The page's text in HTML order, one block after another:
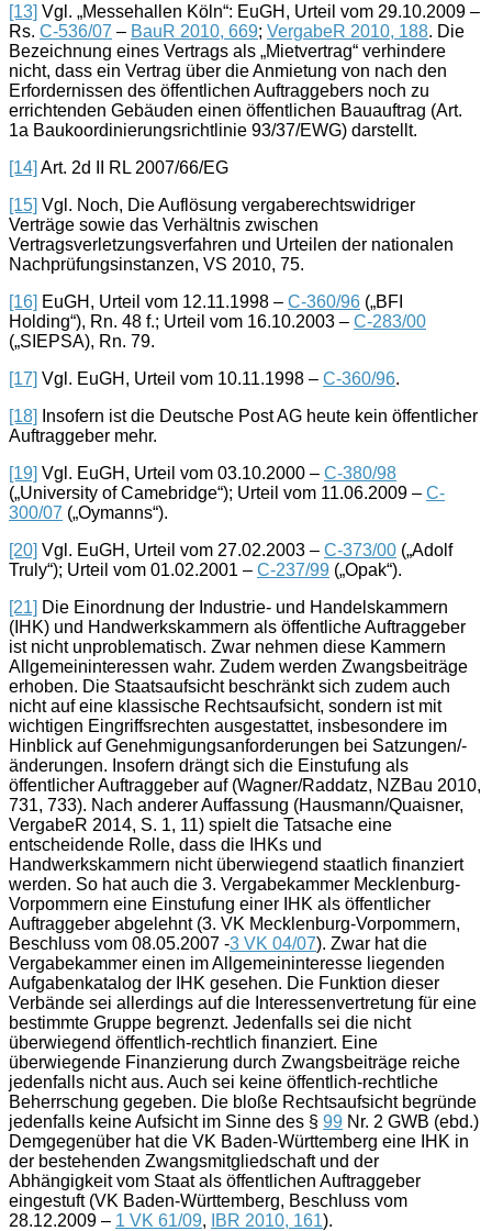
[13] Vgl. „Messehallen Köln“: EuGH, Urteil vom 29.10.2009 –
Rs. C-536/07 – BauR 2010, 669; VergabeR 2010, 188. Die
Bezeichnung eines Vertrags als „Mietvertrag“ verhindere
nicht, dass ein Vertrag über die Anmietung von nach den
Erfordernissen des öffentlichen Auftraggebers noch zu
errichtenden Gebäuden einen öffentlichen Bauauftrag (Art.
1a Baukoordinierungsrichtlinie 93/37/EWG) darstellt.
[14] Art. 2d II RL 2007/66/EG
[15] Vgl. Noch, Die Auflösung vergaberechtswidriger
Verträge sowie das Verhältnis zwischen
Vertragsverletzungsverfahren und Urteilen der nationalen
Nachprüfungsinstanzen, VS 2010, 75.
[16] EuGH, Urteil vom 12.11.1998 – C-360/96 („BFI
Holding“), Rn. 48 f.; Urteil vom 16.10.2003 – C-283/00
(„SIEPSA), Rn. 79.
[17] Vgl. EuGH, Urteil vom 10.11.1998 – C-360/96.
[18]
Insofern ist die Deutsche Post AG heute kein öffentlicher
Auftraggeber mehr.
[19] Vgl. EuGH, Urteil vom 03.10.2000 – C-380/98
(„University of Camebridge“); Urteil vom 11.06.2009 – C-
300/07 („Oymanns“).
[20] Vgl. EuGH, Urteil vom 27.02.2003 – C-373/00 („Adolf
Truly“); Urteil vom 01.02.2001 – C-237/99 („Opak“).
[21] Die Einordnung der Industrie- und Handelskammern
(IHK) und Handwerkskammern als öffentliche Auftraggeber
ist nicht unproblematisch. Zwar nehmen diese Kammern
Allgemeininteressen wahr. Zudem werden Zwangsbeiträge
erhoben. Die Staatsaufsicht beschränkt sich zudem auch
nicht auf eine klassische Rechtsaufsicht, sondern ist mit
wichtigen Eingriffsrechten ausgestattet, insbesondere im
Hinblick auf Genehmigungsanforderungen bei Satzungen/-
änderungen. Insofern drängt sich die Einstufung als
öffentlicher Auftraggeber auf (Wagner/Raddatz, NZBau 2010,
731, 733). Nach anderer Auffassung (Hausmann/Quaisner,
VergabeR 2014, S. 1, 11) spielt die Tatsache eine
entscheidende Rolle, dass die IHKs und
Handwerkskammern nicht überwiegend staatlich finanziert
werden. So hat auch die 3. Vergabekammer Mecklenburg-
Vorpommern eine Einstufung einer IHK als öffentlicher
Auftraggeber abgelehnt (3. VK Mecklenburg-Vorpommern,
Beschluss vom 08.05.2007 -3 VK 04/07). Zwar hat die
Vergabekammer einen im Allgemeininteresse liegenden
Aufgabenkatalog der IHK gesehen. Die Funktion dieser
Verbände sei allerdings auf die Interessenvertretung für eine
bestimmte Gruppe begrenzt. Jedenfalls sei die nicht
überwiegend öffentlich-rechtlich finanziert. Eine
überwiegende Finanzierung durch Zwangsbeiträge reiche
jedenfalls nicht aus. Auch sei keine öffentlich-rechtliche
Beherrschung gegeben. Die bloße Rechtsaufsicht begründe
jedenfalls keine Aufsicht im Sinne des § 99 Nr. 2 GWB (ebd.)
Demgegenüber hat die VK Baden-Württemberg eine IHK in
der bestehenden Zwangsmitgliedschaft und der
Abhängigkeit vom Staat als öffentlichen Auftraggeber
eingestuft (VK Baden-Württemberg, Beschluss vom
28.12.2009 – 1 VK 61/09, IBR 2010, 161).